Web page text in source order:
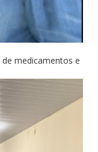
medicamentos e